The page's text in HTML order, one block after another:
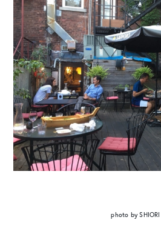
photo by SHIORI